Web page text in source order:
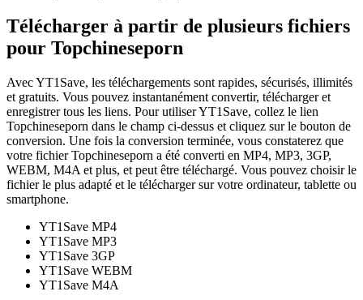
Télécharger à partir de plusieurs fichiers
pour Topchineseporn
Avec YT1Save, les téléchargements sont rapides, sécurisés, illimités
et gratuits. Vous pouvez instantanément convertir, télécharger et
enregistrer tous les liens. Pour utiliser YT1Save, collez le lien
Topchineseporn dans le champ ci-dessus et cliquez sur le bouton de
conversion. Une fois la conversion terminée, vous constaterez que
votre fichier Topchineseporn a été converti en MP4, MP3, 3GP,
WEBM, M4A et plus, et peut être téléchargé. Vous pouvez choisir le
fichier le plus adapté et le télécharger sur votre ordinateur, tablette ou
smartphone.
YT1Save MP4
YT1Save MP3
YT1Save 3GP
YT1Save WEBM
YT1Save M4A